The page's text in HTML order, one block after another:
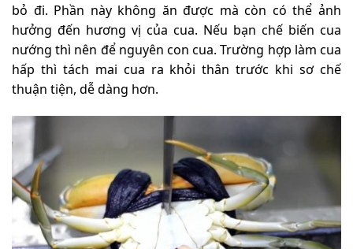
bỏ đi. Phần này không ăn được mà còn có thể ảnh
hưởng đến hương vị của cua. Nếu bạn chế biến cua
nướng thì nên để nguyên con cua. Trường hợp làm cua
hấp thì tách mai cua ra khỏi thân trước khi sơ chế
thuận tiện, dễ dàng hơn.